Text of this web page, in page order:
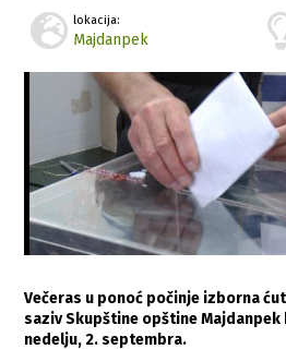
lokacija:
Majdanpek
Večeras u ponoć počinje izborna
saziv Skupštine opštine
nedelju, 2. septembra.